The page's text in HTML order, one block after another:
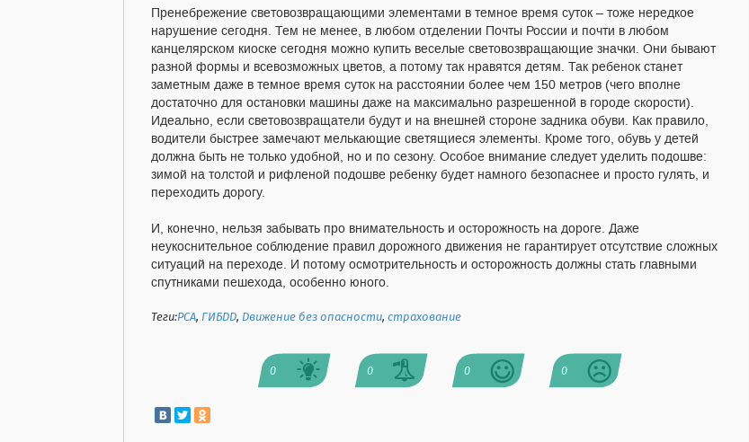
Пренебрежение световозвращающими элементами в темное время суток – тоже нередкое
нарушение сегодня. Тем не менее, в любом отделении Почты России и почти в любом
канцелярском киоске сегодня можно купить веселые световозвращающие значки. Они бывают
разной формы и всевозможных цветов, а потому так нравятся детям. Так ребенок станет
заметным даже в темное время суток на расстоянии более чем 150 метров (чего вполне
достаточно для остановки машины даже на максимально разрешенной в городе скорости).
Идеально, если световозвращатели будут и на внешней стороне задника обуви. Как правило,
водители быстрее замечают мелькающие светящиеся элементы. Кроме того, обувь у детей
должна быть не только удобной, но и по сезону. Особое внимание следует уделить подошве:
зимой на толстой и рифленой подошве ребенку будет намного безопаснее и просто гулять, и
переходить дорогу.
И, конечно, нельзя забывать про внимательность и осторожность на дороге. Даже
неукоснительное соблюдение правил дорожного движения не гарантирует отсутствие сложных
ситуаций на переходе. И потому осмотрительность и осторожность должны стать главными
спутниками пешехода, особенно юного.
Теги:РСА, ГИБДД, Движение без опасности,страхование
0 0 0 0